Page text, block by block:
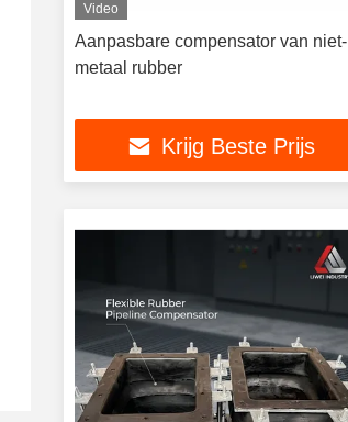
Video
Aanpasbare compensator van niet-
metaal rubber
Krijg Beste Prijs